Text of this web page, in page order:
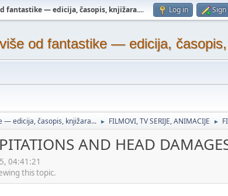
fantastike — edicija, časopis, knjižara.... Log in
od fantastike — edicija,
— edicija, časopis, knjižara... ► FILMOVI, TV SERIJE, ANIMACIJE ►
AND HEAD
04:41:21
this topic.